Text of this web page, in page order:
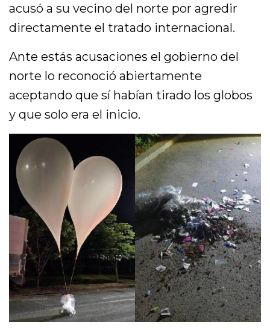
acusó a su vecino del norte por agredir
directamente el tratado internacional.
Ante estás acusaciones el gobierno del
norte lo reconoció abiertamente
aceptando que sí habían tirado los globos
y que solo era el inicio.